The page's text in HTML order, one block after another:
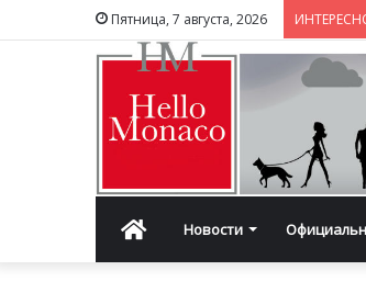
Пятница, 7 августа, 2026
ГлавнаяНовости